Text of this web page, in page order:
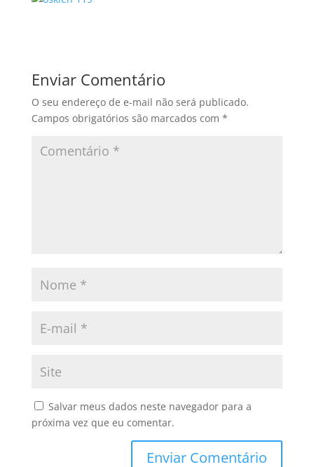
Enviar Comentário
O seu endereço de e-mail não será publicado.
Campos obrigatórios são marcados com *
Salvar meus dados neste navegador para a
próxima vez que eu comentar.